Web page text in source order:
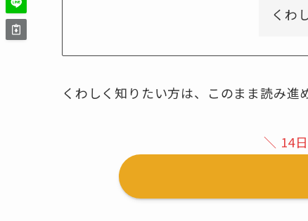
くわ
くわしく知りたい方は、このまま読み進
＼ 14